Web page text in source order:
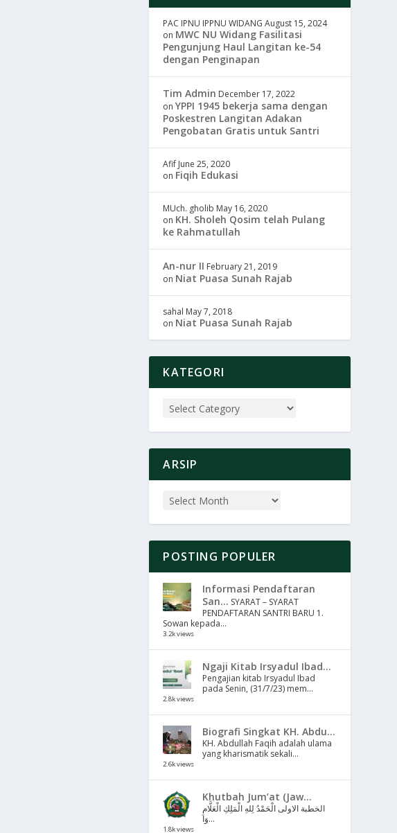
PAC IPNU IPPNU WIDANG August 15, 2024
on MWC NU Widang Fasilitasi
Pengunjung Haul Langitan ke-54
dengan Penginapan
Tim Admin December 17, 2022
onYPPI 1945 bekerja sama dengan
Poskestren Langitan Adakan
Pengobatan Gratis untuk Santri
Afif June 25, 2020
on Fiqih Edukasi
MUch. gholib May 16, 2020
on KH. Sholeh Qosim telah Pulang
ke Rahmatullah
An-nur II February 21, 2019
on Niat Puasa Sunah Rajab
sahal May 7, 2018
on Niat Puasa Sunah Rajab
KATEGORI
ARSIP
POSTING POPULER
Informasi Pendaftaran
San... SYARAT – SYARAT
PENDAFTARAN SANTRI BARU 1.
Sowan kepada...
3.2k views
Ngaji Kitab Irsyadul Ibad...
Pengajian kitab Irsyadul Ibad
pada Senin, (31/7/23) mem...
2.8k views
Biografi Singkat KH. Abdu...
KH. Abdullah Faqih adalah ulama
yang kharismatik sekali...
2.6k views
Khutbah Jum’at (Jaw...
الخطبة الاولى الْحَمْدُ لِلهِ الْمَلِكِ الْعَلَّامِ
وَا...
1.8k views